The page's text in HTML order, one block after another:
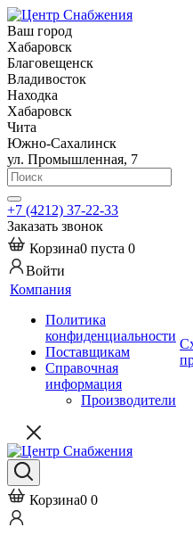
Ваш город
Хабаровск
Благовещенск
Владивосток
Находка
Хабаровск
Чита
Южно-Сахалинск
ул. Промышленная, 7
+7 (4212) 37-22-33
Заказать звонок
Корзина0 пуста 0
Войти
Компания
Политика
конфиденциальности
Поставщикам
Справочная
информация
Производители
Корзина0 0